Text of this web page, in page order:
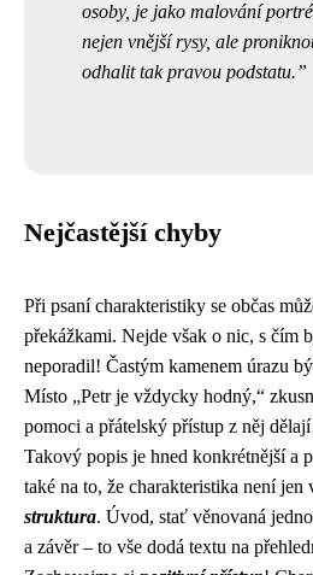
osoby, je jako malování
nejen vnější rysy, ale
odhalit tak pravou podstatu.
Nejčastější chyby
Při psaní charakteristiky se občas
překážkami. Nejde však o nic, s čím
neporadil! Častým kamenem úrazu
Místo „Petr je vždycky hodný,“
pomoci a přátelský přístup z něj
Takový popis je hned konkrétnější a
také na to, že charakteristika není
struktura. Úvod, stať věnovaná
a závěr – to vše dodá textu na